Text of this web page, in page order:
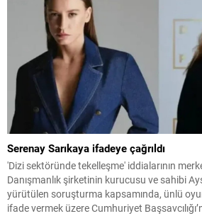
Serenay Sarıkaya ifadeye çağrıldı
'Dizi sektöründe tekelleşme' iddialarının
Danışmanlık şirketinin kurucusu ve sahibi
yürütülen soruşturma kapsamında, ünlü
ifade vermek üzere Cumhuriyet